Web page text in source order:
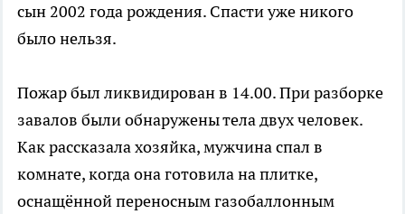
сын 2002 года рождения. Спасти уже никого
было нельзя.
Пожар был ликвидирован в 14.00. При разборке
завалов были обнаружены тела двух человек.
Как рассказала хозяйка, мужчина спал в
комнате, когда она готовила на плитке,
оснащённой переносным газобаллонным